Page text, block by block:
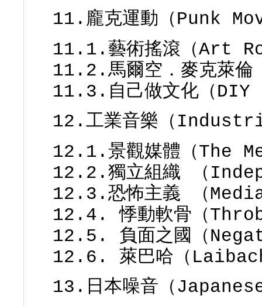
11.龐克運動（Punk
11.1.藝術搖滾（Art
11.2.馬爾空．麥克萊
11.3.自己做文化（
12.工業音樂（
12.1.景觀媒體（The
12.2.獨立組織 （
12.3.恐怖主義 （
12.4. 悸動軟骨（
12.5. 負面之國（
12.6. 萊巴哈（
13.日本噪音（